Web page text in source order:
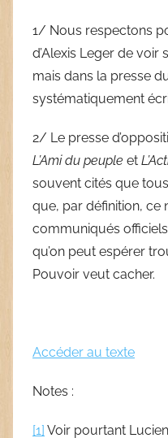
1/ Nous respectons
d’Alexis Leger de
mais dans la presse
systématiquement
2/ Le presse
L’Ami du peuple et
souvent cités que
que, par définition, ce
communiqués
qu’on peut espérer
Pouvoir veut cacher.
Accéder au texte
Notes :
[1] Voir pourtant